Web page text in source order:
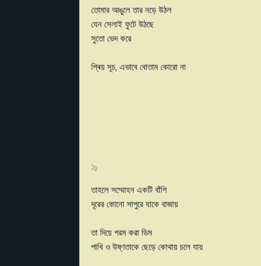
তোমার আঙুলে তার নড়ে উঠল
যেন সেলাই ফুটে উঠছে
সুতো ভেদ করে
প্ৰিয় সূচ, এভাবে বোতাম কোরো না
৯
তাহলে সম্মোহন একটি বাঁশি
দূরের কোনো সাপুরে যাকে বাজায়
তা দিয়ে গরম করা ডিম
পাখি ও উষ্ণতাকে ছেড়ে কোথায় চলে যায়